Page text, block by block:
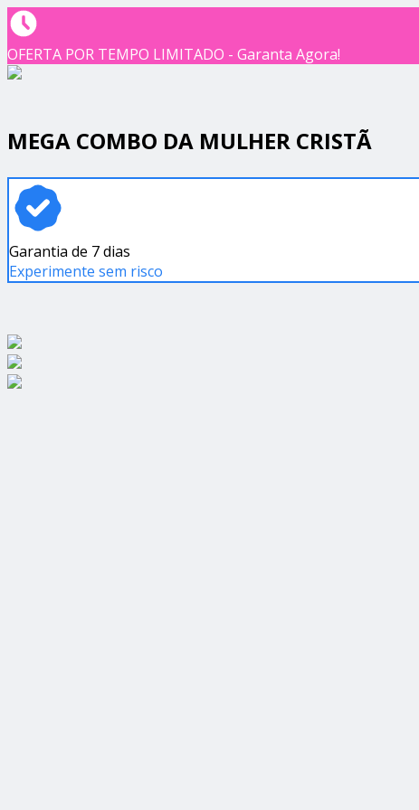
OFERTA POR TEMPO LIMITADO - Garanta Agora!
MEGA COMBO DA MULHER CRISTÃ
Garantia de 7 dias
Experimente sem risco